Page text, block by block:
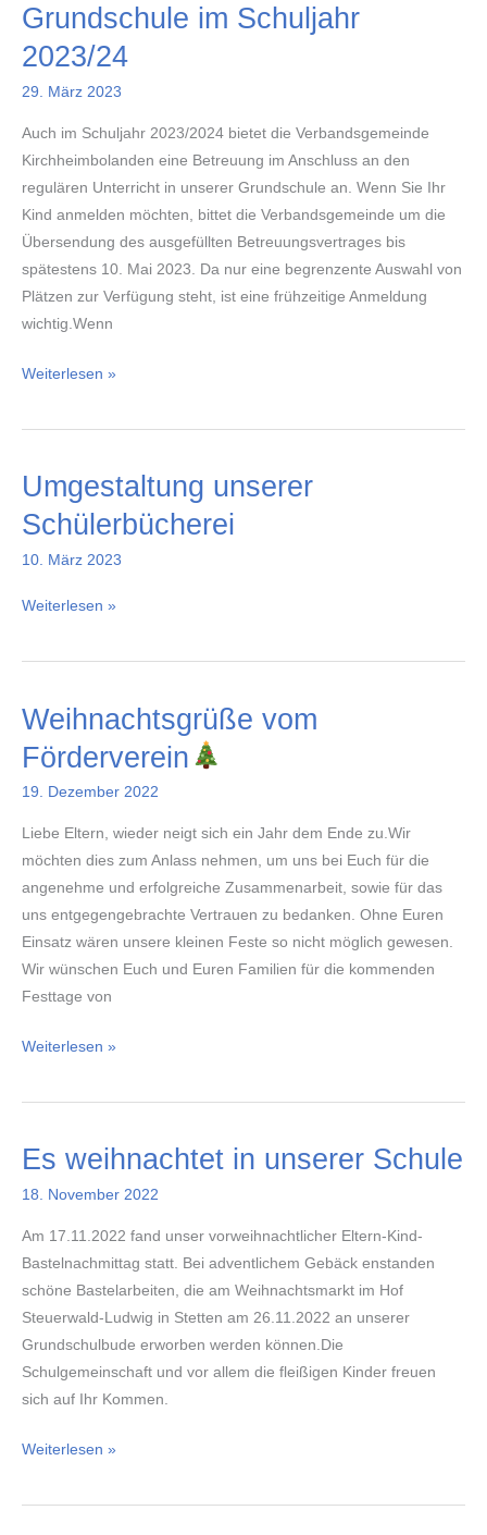
Grundschule im Schuljahr
2023/24
29. März 2023
Auch im Schuljahr 2023/2024 bietet die Verbandsgemeinde
Kirchheimbolanden eine Betreuung im Anschluss an den
regulären Unterricht in unserer Grundschule an. Wenn Sie Ihr
Kind anmelden möchten, bittet die Verbandsgemeinde um die
Übersendung des ausgefüllten Betreuungsvertrages bis
spätestens 10. Mai 2023. Da nur eine begrenzente Auswahl von
Plätzen zur Verfügung steht, ist eine frühzeitige Anmeldung
wichtig.Wenn
Informationen
betreuenden
im
Schuljahr
2023/24
Weiterlesen »
Umgestaltung unserer
Schülerbücherei
10. März 2023
Umgestaltung
Schülerbücherei
Weiterlesen »
Weihnachtsgrüße vom
Förderverein
19. Dezember 2022
Liebe Eltern, wieder neigt sich ein Jahr dem Ende zu.Wir
möchten dies zum Anlass nehmen, um uns bei Euch für die
angenehme und erfolgreiche Zusammenarbeit, sowie für das
uns entgegengebrachte Vertrauen zu bedanken. Ohne Euren
Einsatz wären unsere kleinen Feste so nicht möglich gewesen.
Wir wünschen Euch und Euren Familien für die kommenden
Festtage von
Weihnachtsgrüße
Förderverein
Weiterlesen »
Es weihnachtet in unserer Schule
18. November 2022
Am 17.11.2022 fand unser vorweihnachtlicher Eltern-Kind-
Bastelnachmittag statt. Bei adventlichem Gebäck enstanden
schöne Bastelarbeiten, die am Weihnachtsmarkt im Hof
Steuerwald-Ludwig in Stetten am 26.11.2022 an unserer
Grundschulbude erworben werden können.Die
Schulgemeinschaft und vor allem die fleißigen Kinder freuen
sich auf Ihr Kommen.
Es
in
Weiterlesen »